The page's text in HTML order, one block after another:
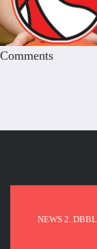
Comments
NEWS 2. DBBL